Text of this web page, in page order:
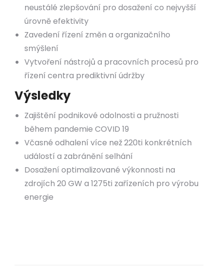
neustálé zlepšování pro dosažení co nejvyšší
úrovně efektivity
Zavedení řízení změn a organizačního
smýšlení
Vytvoření nástrojů a pracovních procesů pro
řízení centra prediktivní údržby
Výsledky
Zajištění podnikové odolnosti a pružnosti
během pandemie COVID 19
Včasné odhalení více než 220ti konkrétních
událostí a zabránění selhání
Dosažení optimalizované výkonnosti na
zdrojích 20 GW a 1275ti zařízeních pro výrobu
energie